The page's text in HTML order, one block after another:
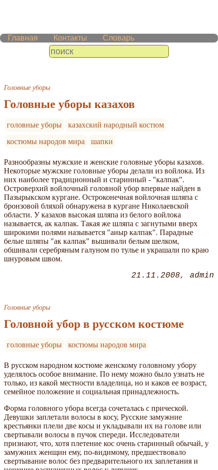
Главная Контакты Словарь
Головные уборы
Головные уборы казахов
головные уборы
казахский народный костюм
костюмы народов мира
шапки
Разнообразны мужские и женские головные уборы казахов.
Некоторые мужские головные уборы делали из войлока. Из
них наиболее традиционный и старинный - "калпак".
Островерхий войлочный головной убор впервые найден в
Пазырыкском кургане. Остроконечная войлочная шляпа с
бронзовой бляхой обнаружена в кургане Николаевской
области. У казахов высокая шляпа из белого войлока
называется, ак калпак. Такая же шляпа с загнутыми вверх
широкими полями называется "аиыр калпак". Парадные
белые шляпы "ак калпак" вышивали белым шелком,
обшивали серебряным галуном по тулье и украшали по краю
шнуровым швом.
21.11.2008 admin
Головные уборы
Головной убор в русском костюме
головные уборы костюмы народов мира
В русском народном костюме женскому головному убору
уделялось особое внимание. По нему можно было узнать не
только, из какой местности владелица, но и каков ее возраст,
семейное положение и социальная принадлежность.
Форма головного убора всегда сочеталась с прической.
Девушки заплетали волосы в косу, Русские замужние
крестьянки плели две косы и укладывали их на голове или
свертывали волосы в пучок спереди. Исследователи
признают, что, хотя плетение кос очень старинный обычай, у
замужних женщин ему, по-видимому, предшествовало
свертывание волос без предварительного их заплетания и